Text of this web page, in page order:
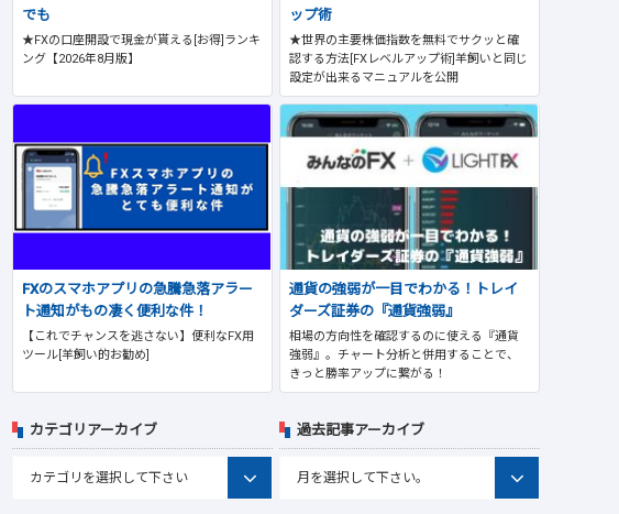
でも
★FXの口座開設で現金が貰える[お得]ランキ
ング【2026年8月版】
ップ術
★世界の主要株価指数を無料でサクッと確
認する方法[FXレベルアップ術]羊飼いと同じ
設定が出来るマニュアルを公開
FXのスマホアプリの急騰急落アラー
ト通知がもの凄く便利な件！
【これでチャンスを逃さない】便利なFX用
ツール[羊飼い的お勧め]
通貨の強弱が一目でわかる！トレイ
ダーズ証券の『通貨強弱』
相場の方向性を確認するのに使える『通貨
強弱』。チャート分析と併用することで、
きっと勝率アップに繋がる！
カテゴリアーカイブ 過去記事アーカイブ